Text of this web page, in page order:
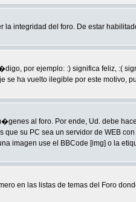
integridad del foro. De estar
por ejemplo: :) significa feliz, :(
ha vuelto ilegible por este motivo,
al foro. Por ende, Ud. debe
su PC sea un servidor de WEB
imagen use el BBCode [img] o la
en las listas de temas del Foro